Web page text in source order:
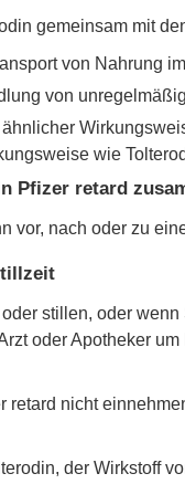
gemeinsam mit
von Nahrung
von
wie
Pfizer retard
vor, nach oder zu
stillen, oder
oder Apotheker um
retard nicht
der Wirkstoff